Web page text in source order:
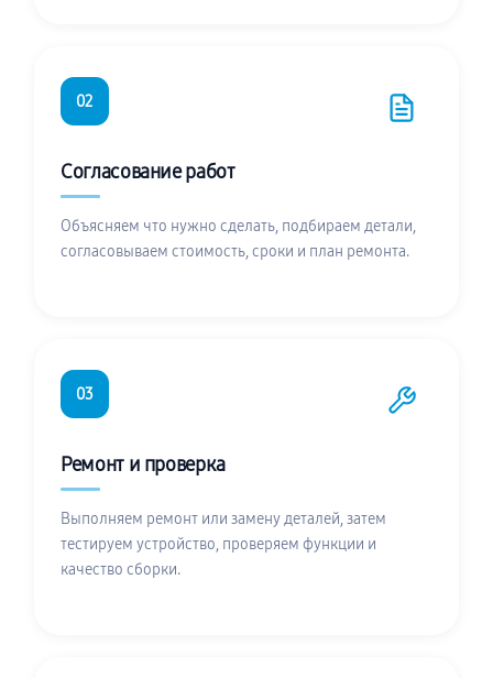
02
Согласование работ
Объясняем что нужно сделать, подбираем детали,
согласовываем стоимость, сроки и план ремонта.
03
Ремонт и проверка
Выполняем ремонт или замену деталей, затем
тестируем устройство, проверяем функции и
качество сборки.